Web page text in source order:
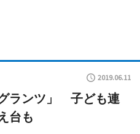
2019.06.11
ランツ」 子ども連
台も